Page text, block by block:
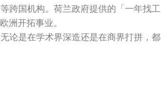
跨国机构。荷兰政府提供的「一年找工
洲开拓事业。
论是在学术界深造还是在商界打拼，都